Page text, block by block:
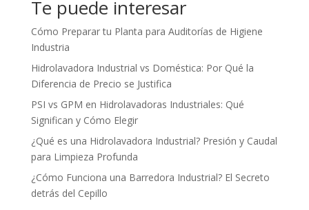
Te puede interesar
Cómo Preparar tu Planta para Auditorías de Higiene
Industria
Hidrolavadora Industrial vs Doméstica: Por Qué la
Diferencia de Precio se Justifica
PSI vs GPM en Hidrolavadoras Industriales: Qué
Significan y Cómo Elegir
¿Qué es una Hidrolavadora Industrial? Presión y Caudal
para Limpieza Profunda
¿Cómo Funciona una Barredora Industrial? El Secreto
detrás del Cepillo